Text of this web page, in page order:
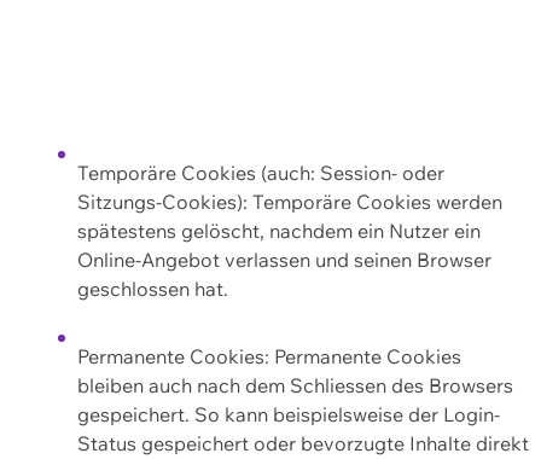
Temporäre Cookies (auch: Session- oder
Sitzungs-Cookies): Temporäre Cookies werden
spätestens gelöscht, nachdem ein Nutzer ein
Online-Angebot verlassen und seinen Browser
geschlossen hat.
Permanente Cookies: Permanente Cookies
bleiben auch nach dem Schliessen des Browsers
gespeichert. So kann beispielsweise der Login-
Status gespeichert oder bevorzugte Inhalte direkt